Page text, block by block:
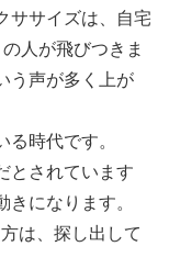
ササイズは、自宅
人が飛びつきま
う声が多く上が
時代です。
とされています
になります。
は、探し出して